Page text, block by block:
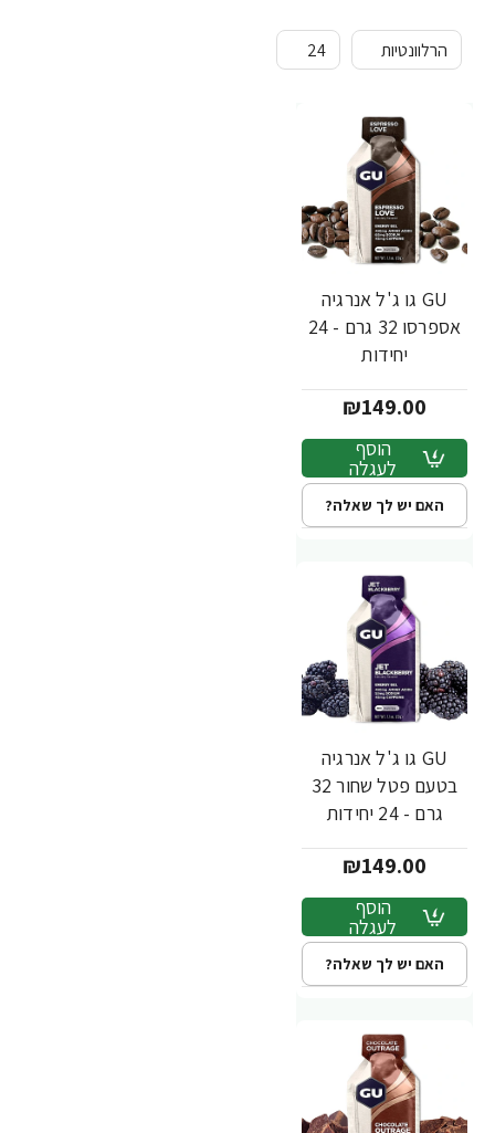
GU גו ג'ל אנרגיה
אספרסו 32 גרם - 24
יחידות
₪149.00
הוסף
לעגלה
האם יש לך שאלה?
GU גו ג'ל אנרגיה
בטעם פטל שחור 32
גרם - 24 יחידות
₪149.00
הוסף
לעגלה
האם יש לך שאלה?